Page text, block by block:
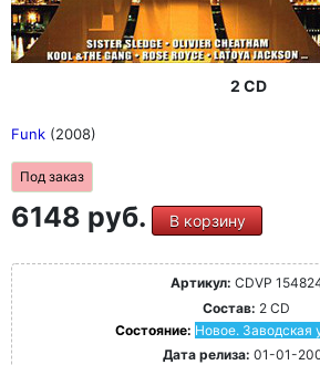
2 CD
Funk (2008)
Под заказ
6148 руб. В корзину
Артикул: CDVP
Состав: 2 CD
Состояние: Новое. Заводская
Дата релиза: 01-01-